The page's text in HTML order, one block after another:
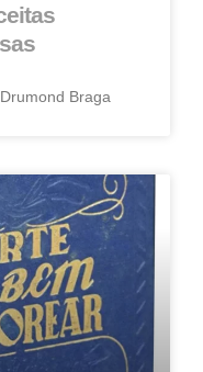
Braga